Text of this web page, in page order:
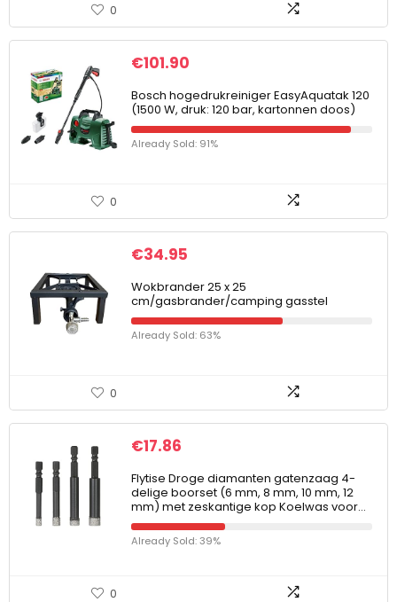
0
€101.90
Bosch hogedrukreiniger EasyAquatak 120
(1500 W, druk: 120 bar, kartonnen doos)
Already Sold: 91%
0
€34.95
Wokbrander 25 x 25
cm/gasbrander/camping gasstel
Already Sold: 63%
0
€17.86
Flytise Droge diamanten gatenzaag 4-
delige boorset (6 mm, 8 mm, 10 mm, 12
mm) met zeskantige kop Koelwas voor…
Already Sold: 39%
0